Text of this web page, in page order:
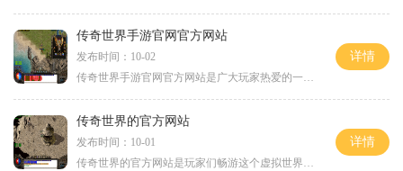
传奇世界手游官网官方网站
发布时间：10-02
传奇世界手游官网官方网站是广大玩家热爱的一款多人在线角色扮演游戏。传奇世界手游带给玩家们一个庞大而精彩的游戏世界，充满刺激和挑战，让玩家们能够体验到海量的冒险与战
详情
传奇世界的官方网站
发布时间：10-01
传奇世界的官方网站是玩家们畅游这个虚拟世界的必备平台。这个游戏拥有令人瞩目的图形和充满挑战的游戏玩法，让无数玩家沉迷其中。在这个官方网站上，玩家们可以找到各种各样
详情